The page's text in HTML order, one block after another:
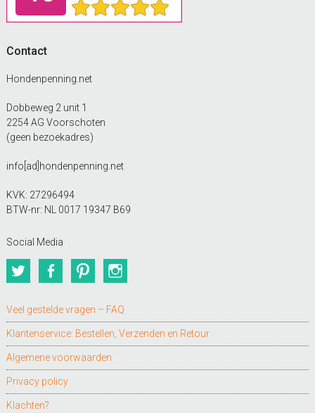
Contact
Hondenpenning.net
Dobbeweg 2 unit 1
2254 AG Voorschoten
(geen bezoekadres)
info[ad]hondenpenning.net
KVK: 27296494
BTW-nr: NL 0017 19347 B69
Social Media
TwitterFacebookPinterest
Veel gestelde vragen – FAQ
Klantenservice: Bestellen, Verzenden en Retour
Algemene voorwaarden
Privacy policy
Klachten?